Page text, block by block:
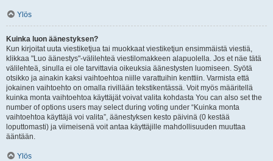
Ylös
Kuinka luon äänestyksen?
Kun kirjoitat uuta viestiketjua tai muokkaat viestiketjun ensimmäistä viestiä,
klikkaa "Luo äänestys"-välilehteä viestilomakkeen alapuolella. Jos et näe tätä
välilehteä, sinulla ei ole tarvittavia oikeuksia äänestysten luomiseen. Syötä
otsikko ja ainakin kaksi vaihtoehtoa niille varattuihin kenttiin. Varmista että
jokainen vaihtoehto on omalla rivillään tekstikentässä. Voit myös määritellä
kuinka monta vaihtoehtoa käyttäjät voivat valita kohdasta You can also set the
number of options users may select during voting under “Kuinka monta
vaihtoehtoa käyttäjä voi valita”, äänestyksen kesto päivinä (0 kestää
loputtomasti) ja viimeisenä voit antaa käyttäjille mahdollisuuden muuttaa
ääntään.
Ylös